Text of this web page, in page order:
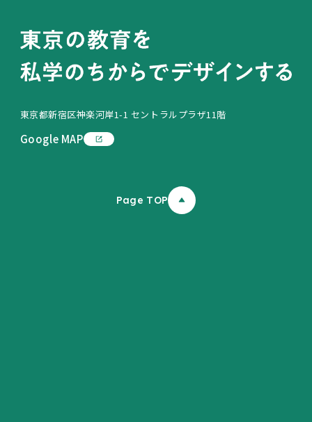
東京都新宿区神楽河岸1-1 セントラルプラザ11階
Google MAP
Page TOP